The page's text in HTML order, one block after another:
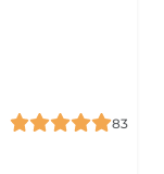
83